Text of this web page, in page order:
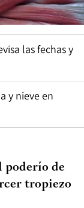
las fechas y
y nieve en
poderío de
tropiezo